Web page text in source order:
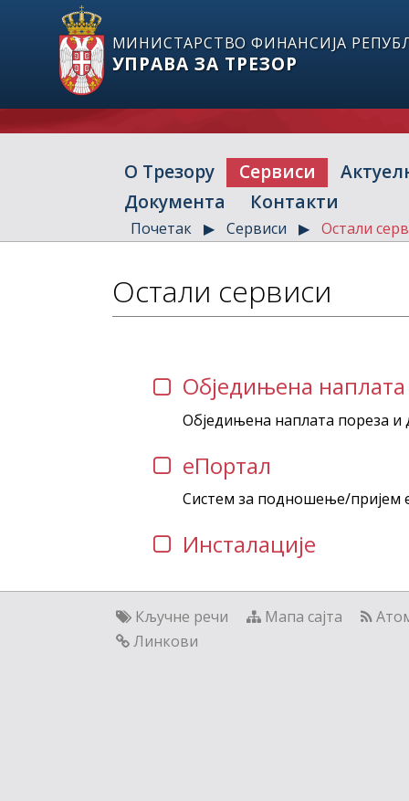
МИНИСТАРСТВО ФИНАНСИЈА
УПРАВА ЗА ТРЕЗОР
О Трезору Сервиси
Документа
Контакти
Почетак Сервиси Остали
Остали сервиси
Обједињена
Обједињена наплата пореза
еПортал
Систем за подношење/пријем
Инсталације
Кључне речи Мапа сајта
Линкови